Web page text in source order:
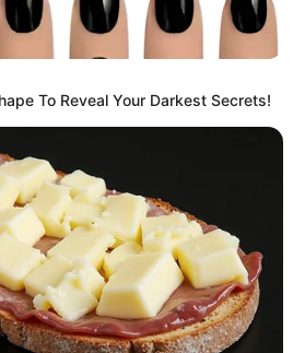
To Reveal Your Darkest Secrets!